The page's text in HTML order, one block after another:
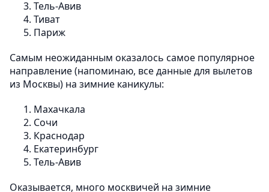
Тель-Авив
Тиват
Париж
Самым неожиданным оказалось самое популярное
направление (напоминаю, все данные для вылетов
из Москвы) на зимние каникулы:
Махачкала
Сочи
Краснодар
Екатеринбург
Тель-Авив
Оказывается, много москвичей на зимние